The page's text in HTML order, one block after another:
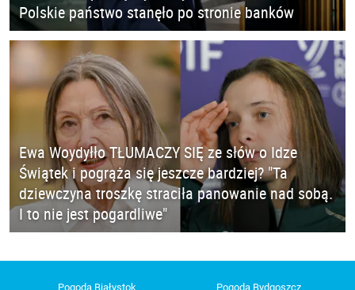
Polskie państwo stanęło po stronie banków
Ewa Woydyłło TŁUMACZY SIĘ ze słów o Idze
Świątek i pogrąża się jeszcze bardziej? "Ta
dziewczyna troszkę straciła panowanie nad sobą.
I to nie jest pogardliwe"
Pogoda Białystok Pogoda Bydgoszcz